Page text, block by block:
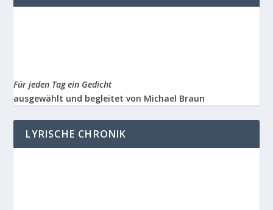
Für jeden Tag ein Gedicht
ausgewählt und begleitet von Michael Braun
LYRISCHE CHRONIK